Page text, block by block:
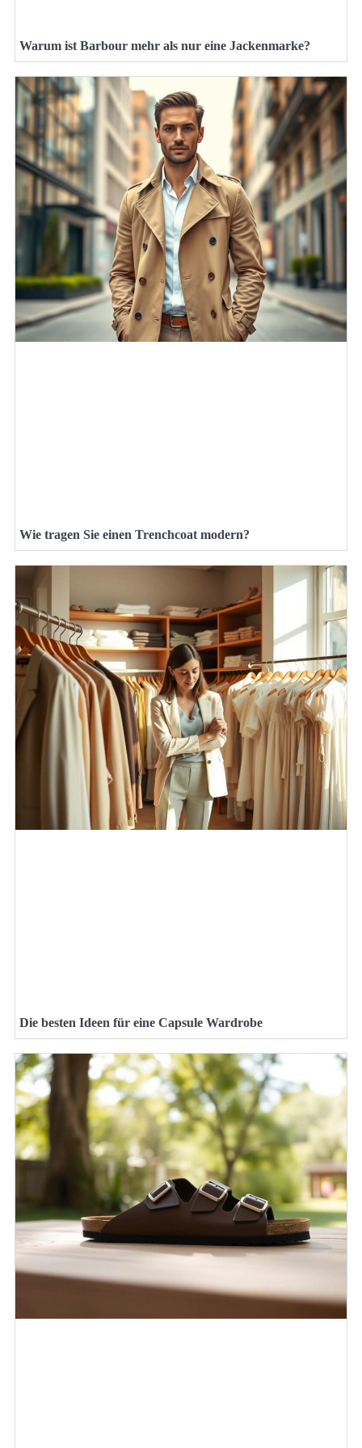
Warum ist Barbour mehr als nur eine Jackenmarke?
Wie tragen Sie einen Trenchcoat modern?
Die besten Ideen für eine Capsule Wardrobe